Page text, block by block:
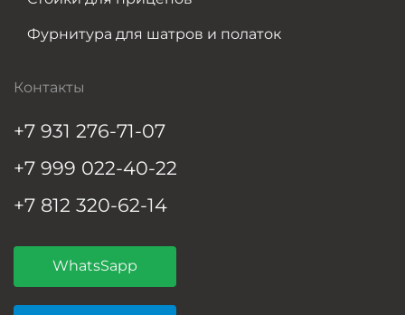
Фурнитура для шатров и полаток
Контакты
+7 931 276-71-07
+7 999 022-40-22
+7 812 320-62-14
WhatsSapp